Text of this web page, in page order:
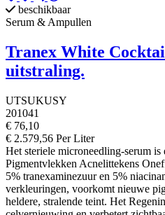
beschikbaar
Serum & Ampullen
Tranex White
uitstraling.
UTSUKUSY
201041
€ 76,10
€ 2.579,56 Per Liter
Het steriele microneedling-serum
Pigmentvlekken Acnelittekens
5% tranexaminezuur en 5%
verkleuringen, voorkomt nieuwe
heldere, stralende teint. Het